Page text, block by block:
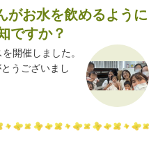
がお水を飲めるように
ですか？
開催しました。
うございまし